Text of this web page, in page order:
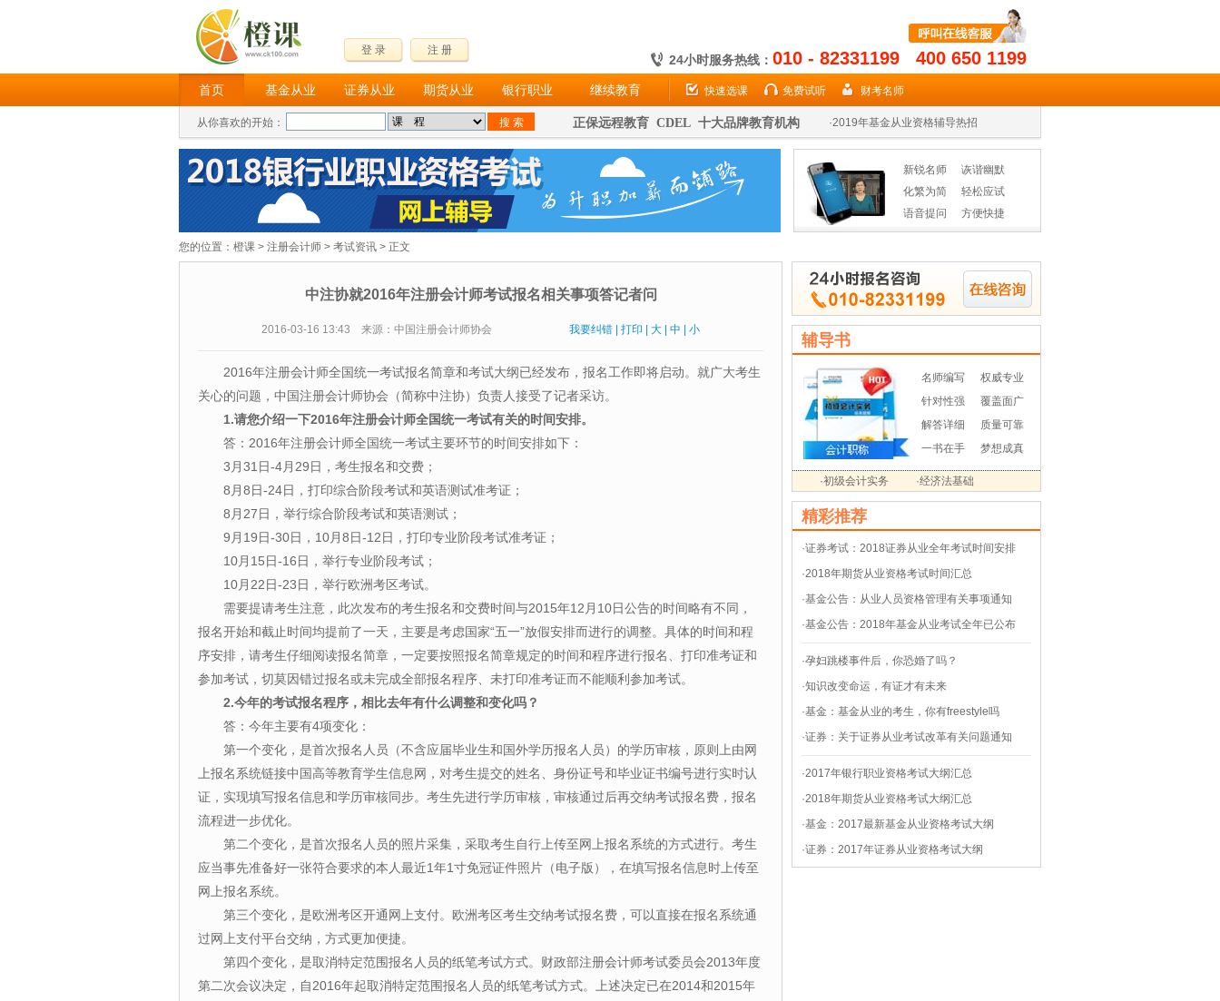
登 录 注 册
24小时服务热线： 010 - 82331199 400 650 1199
首页 基金从业 证券从业 期货从业 银行职业 继续教育 快速选课 免费试听 财考名师
从你喜欢的开始： 正保远程教育 CDEL 十大品牌教育机构
·2019年期货从业名师授课高效省时
2019证券在手 券商无忧
·2019年基金从业资格辅导热招
·2019证券在手 券商无忧
·2019年基金从业资格辅导热招
新锐名师
诙谐幽默
化繁为简
轻松应试
语音提问
方便快捷
您的位置： 橙课 > 注册会计师 > 考试资讯 > 正文
中注协就2016年注册会计师考试报名相关事项答记者问
2016-03-16 13:43 来源：中国注册会计师协会 我要纠错 打印 大 中 小
2016年注册会计师全国统一考试报名简章和考试大纲已经发布，报名工作即将启动。就广大考生
关心的问题，中国注册会计师协会（简称中注协）负责人接受了记者采访。
1.请您介绍一下2016年注册会计师全国统一考试有关的时间安排。
答：2016年注册会计师全国统一考试主要环节的时间安排如下：
3月31日-4月29日，考生报名和交费；
8月8日-24日，打印综合阶段考试和英语测试准考证；
8月27日，举行综合阶段考试和英语测试；
9月19日-30日，10月8日-12日，打印专业阶段考试准考证；
10月15日-16日，举行专业阶段考试；
10月22日-23日，举行欧洲考区考试。
需要提请考生注意，此次发布的考生报名和交费时间与2015年12月10日公告的时间略有不同，
报名开始和截止时间均提前了一天，主要是考虑国家“五一”放假安排而进行的调整。具体的时间和程
序安排，请考生仔细阅读报名简章，一定要按照报名简章规定的时间和程序进行报名、打印准考证和
参加考试，切莫因错过报名或未完成全部报名程序、未打印准考证而不能顺利参加考试。
2.今年的考试报名程序，相比去年有什么调整和变化吗？
答：今年主要有4项变化：
第一个变化，是首次报名人员（不含应届毕业生和国外学历报名人员）的学历审核，原则上由网
上报名系统链接中国高等教育学生信息网，对考生提交的姓名、身份证号和毕业证书编号进行实时认
证，实现填写报名信息和学历审核同步。考生先进行学历审核，审核通过后再交纳考试报名费，报名
流程进一步优化。
第二个变化，是首次报名人员的照片采集，采取考生自行上传至网上报名系统的方式进行。考生
应当事先准备好一张符合要求的本人最近1年1寸免冠证件照片（电子版），在填写报名信息时上传至
网上报名系统。
第三个变化，是欧洲考区开通网上支付。欧洲考区考生交纳考试报名费，可以直接在报名系统通
过网上支付平台交纳，方式更加便捷。
第四个变化，是取消特定范围报名人员的纸笔考试方式。财政部注册会计师考试委员会2013年度
第二次会议决定，自2016年起取消特定范围报名人员的纸笔考试方式。上述决定已在2014和2015年
辅导书
名师编写
权威专业
针对性强
覆盖面广
解答详细
质量可靠
一书在手
梦想成真
·初级会计实务 ·经济法基础
精彩推荐
·证券考试：2018证券从业全年考试时间安排
·2018年期货从业资格考试时间汇总
·基金公告：从业人员资格管理有关事项通知
·基金公告：2018年基金从业考试全年已公布
·孕妇跳楼事件后，你恐婚了吗？
·知识改变命运，有证才有未来
·基金：基金从业的考生，你有freestyle吗
·证券：关于证券从业考试改革有关问题通知
·2017年银行职业资格考试大纲汇总
·2018年期货从业资格考试大纲汇总
·基金：2017最新基金从业资格考试大纲
·证券：2017年证券从业资格考试大纲